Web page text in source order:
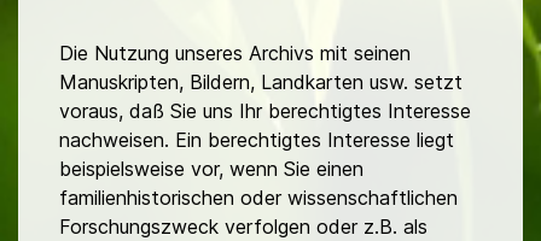
Die Nutzung unseres Archivs mit seinen
Manuskripten, Bildern, Landkarten usw. setzt
voraus, daß Sie uns Ihr berechtigtes Interesse
nachweisen. Ein berechtigtes Interesse liegt
beispielsweise vor, wenn Sie einen
familienhistorischen oder wissenschaftlichen
Forschungszweck verfolgen oder z.B. als